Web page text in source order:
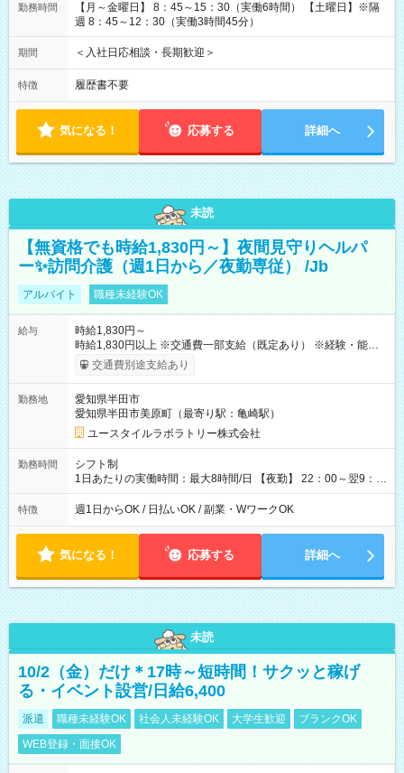
勤務時間
【月～金曜日】 8：45～15：30（実働6時間） 【土曜日】※隔
週 8：45～12：30（実働3時間45分）
期間 ＜入社日応相談・長期歓迎＞
特徴 履歴書不要
気になる！ 応募する 詳細へ
未読
【無資格でも時給1,830円～】夜間見守りヘルパ
ー✨訪問介護（週1日から／夜勤専従） /Jb
アルバイト 職種未経験OK
給与
時給1,830円～
時給1,830円以上 ※交通費一部支給（既定あり） ※経験・能力を
考慮して決定します 【収入例】 週1回勤務の場合：1,830円×8時
間×4回=5万8,560円 週3回勤務の場合：1,830円×8時間×12回
月 ※ 雇用形態と給与に、本採用時と異なる部分があります。 雇
用形態：本採用時と同じです。 給与：時給 1,570円以上
交通費別途支給あり
勤務地
愛知県半田市
愛知県半田市美原町（最寄り駅：亀崎駅）
ユースタイルラボラトリー株式会社
勤務時間
シフト制
1日あたりの実働時間：最大8時間/日 【夜勤】 22：00～翌9：
00 ※週1日～OK ／ 夜勤専従 ＊＊ 勤務時間例 ＊＊ ■22時か
ら翌7時 ■23時から翌8時 ■24時から翌9時 など ※上記の時間
ます。 ※曜日固定（毎週同じ曜日での勤務となります）
特徴 週1日からOK / 日払いOK / 副業・WワークOK
気になる！ 応募する 詳細へ
未読
10/2（金）だけ＊17時～短時間！サクッと稼げ
る・イベント設営/日給6,400
派遣 職種未経験OK 社会人未経験OK 大学生歓迎
ブランクOK
WEB登録・面接OK